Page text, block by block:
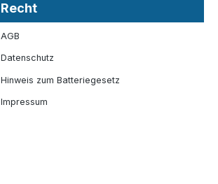
Recht
AGB
Datenschutz
Hinweis zum Batteriegesetz
Impressum